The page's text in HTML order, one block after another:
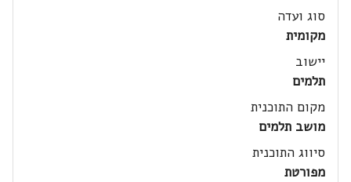
סוג ועדה
מקומית
יישוב
תלמים
מקום התוכנית
מושב תלמים
סיווג התוכנית
מפורטת